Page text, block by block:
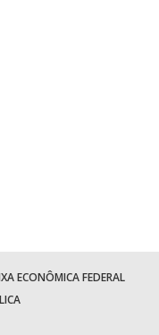
ECONÔMICA FEDERAL